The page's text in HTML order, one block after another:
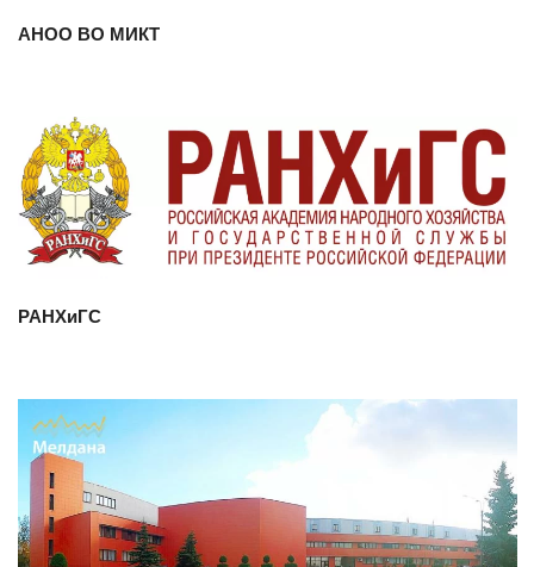
АНОО ВО МИКТ
Смотреть проект
РАНХиГС
Смотреть проект